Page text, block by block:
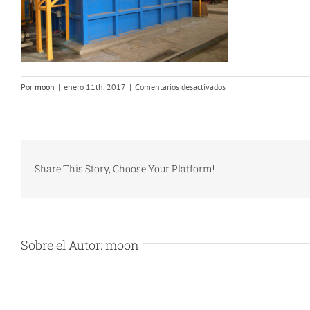
Por moon | enero 11th, 2017 | Comentarios desactivadosen
Revestimiento
Share This Story, Choose Your Platform!
Sobre el Autor:moon